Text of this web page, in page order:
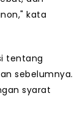
kata
tentang
sebelumnya.
syarat